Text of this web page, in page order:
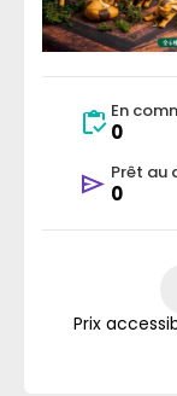
En
0
Prêt au
0
Prix